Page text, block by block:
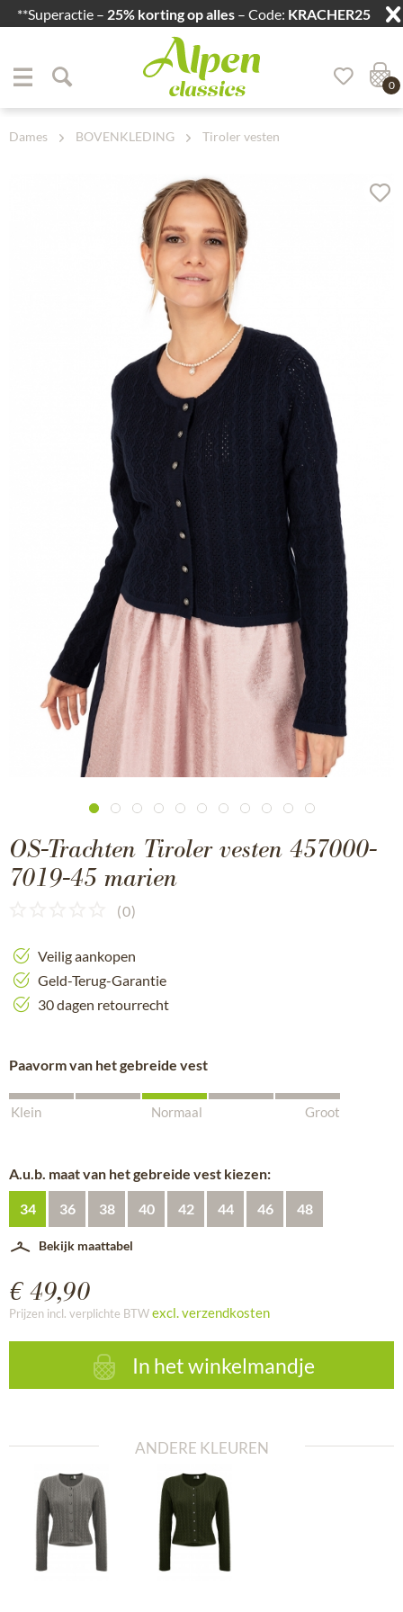
**Superactie – 25% korting op alles– Code: KRACHER25
Zum Hauptbereich springen
0
Dames BOVENKLEDING Tiroler vesten
OS-Trachten Tiroler vesten 457000-
7019-45 marien
(0)
Veilig aankopen
Geld-Terug-Garantie
30 dagen retourrecht
Paavorm van het gebreide vest
Klein Normaal Groot
A.u.b. maat van het gebreide vest kiezen:
34 36 38 40 42 44 46 48
Bekijk maattabel
€ 49,90
Prijzen incl. verplichte BTWexcl. verzendkosten
In het winkelmandje
ANDERE KLEUREN